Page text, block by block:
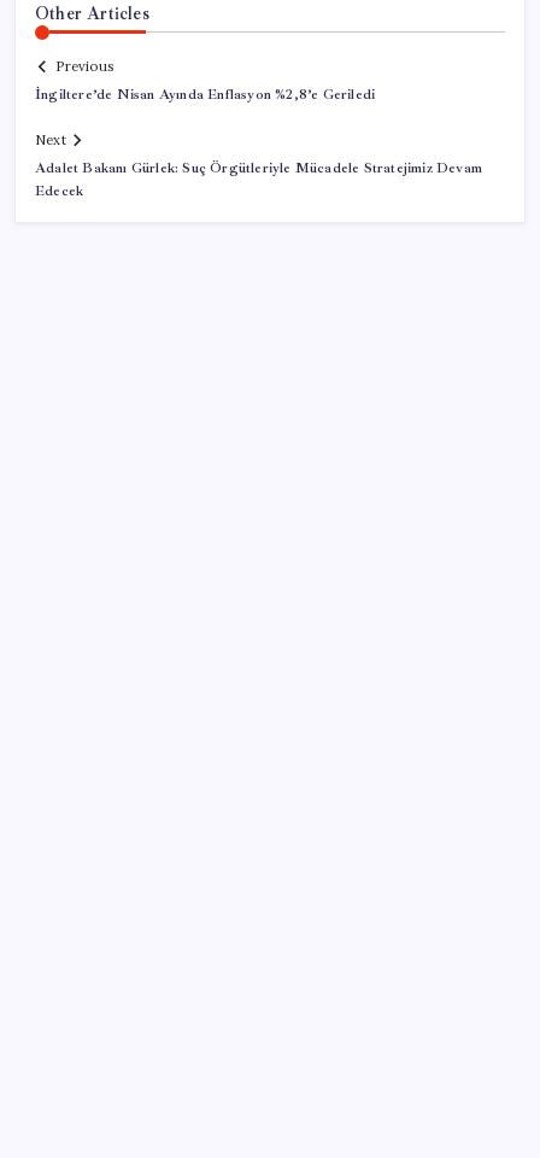
Other Articles
Previous
İngiltere’de Nisan Ayında Enflasyon %2,8’e Geriledi
Next
Adalet Bakanı Gürlek: Suç Örgütleriyle Mücadele Stratejimiz Devam
Edecek